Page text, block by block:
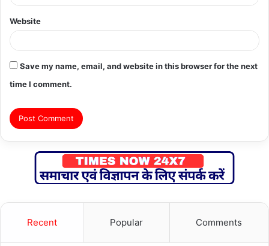
Website
Save my name, email, and website in this browser for the next
time I comment.
Recent Popular Comments